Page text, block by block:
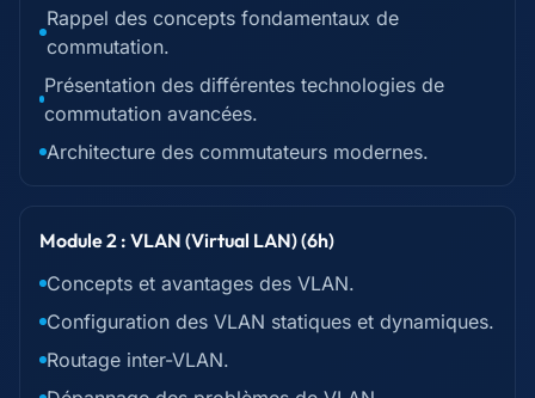
Rappel des concepts fondamentaux de
commutation.
Présentation des différentes technologies de
commutation avancées.
Architecture des commutateurs modernes.
Module 2 : VLAN (Virtual LAN) (6h)
Concepts et avantages des VLAN.
Configuration des VLAN statiques et dynamiques.
Routage inter-VLAN.